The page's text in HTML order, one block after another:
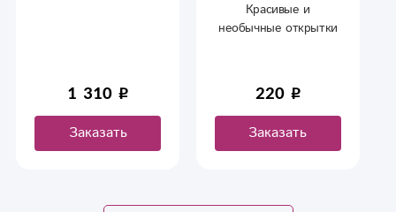
1 310
Заказать
Красивые и
необычные открытки
220
Заказать